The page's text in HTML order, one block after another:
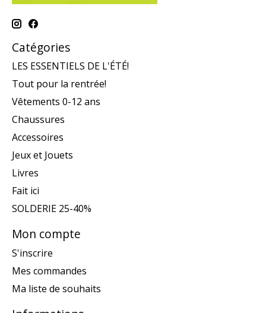
Catégories
LES ESSENTIELS DE L'ÉTÉ!
Tout pour la rentrée!
Vêtements 0-12 ans
Chaussures
Accessoires
Jeux et Jouets
Livres
Fait ici
SOLDERIE 25-40%
Mon compte
S'inscrire
Mes commandes
Ma liste de souhaits